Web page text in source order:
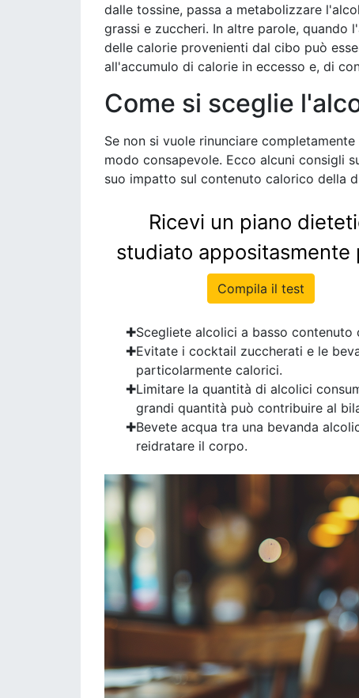
dalle tossine, passa a metabolizzare
grassi e zuccheri. In altre parole, quando
delle calorie provenienti dal cibo può
all'accumulo di calorie in eccesso e, di
Come si sceglie
Se non si vuole rinunciare
modo consapevole. Ecco alcuni consigli
suo impatto sul contenuto calorico della
Ricevi un piano
studiato appositasmente
Compila il test
Scegliete alcolici a basso
Evitate i cocktail zuccherati e le
particolarmente calorici.
Limitare la quantità di alcolici
grandi quantità può contribuire al
Bevete acqua tra una bevanda
reidratare il corpo.